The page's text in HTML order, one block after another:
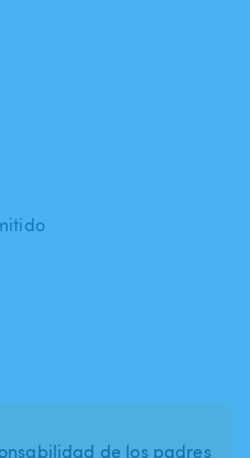
de los padres